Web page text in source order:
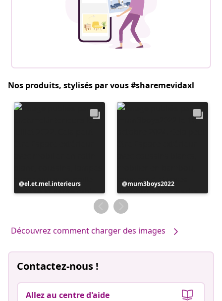
Nos produits, stylisés par vous #sharemevidaxl
Publication
publiée
el.et.mel.interieurs
Publication
publiée
par
mum3boys2022
Découvrez comment charger des images
Contactez-nous !
Allez au centre d'aide